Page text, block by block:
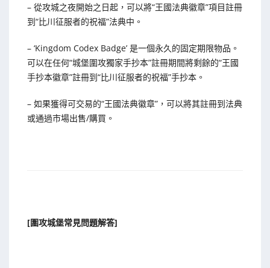
– 從攻城之夜開始之日起，可以將“王國法典徽章”項目註冊
到“比川征服者的祝福”法典中。
– ‘Kingdom Codex Badge’ 是一個永久的固定期限物品。
可以在任何“城堡圍攻獨家手抄本”註冊期間將剩餘的“王國
手抄本徽章”註冊到“比川征服者的祝福”手抄本。
– 如果獲得可交易的“王國法典徽章”，可以將其註冊到法典
或通過市場出售/購買。
[圍攻城堡常見問題解答]